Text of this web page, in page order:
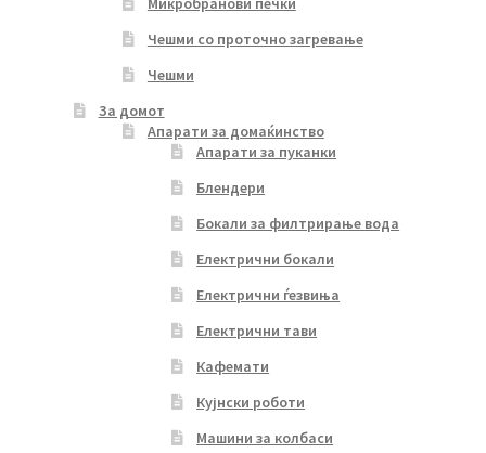
Чешми со проточно загревање
Чешми
За домот
Апарати за домаќинство
Апарати за пуканки
Блендери
Бокали за филтрирање вода
Електрични бокали
Електрични ѓезвиња
Електрични тави
Кафемати
Кујнски роботи
Машини за колбаси